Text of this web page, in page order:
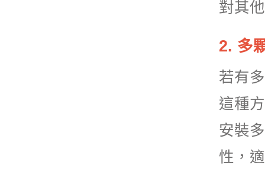
對其
2. 多
若有
這種
安裝
性，